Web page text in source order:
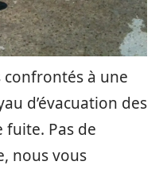
confrontés à une
d’évacuation des
fuite. Pas de
nous vous